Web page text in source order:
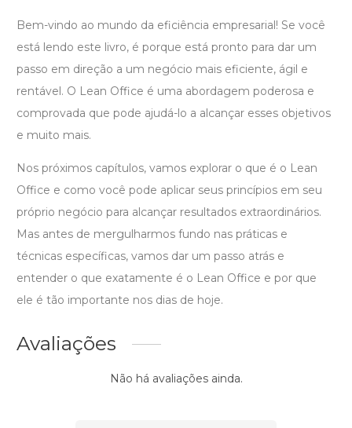
Bem-vindo ao mundo da eficiência empresarial! Se você
está lendo este livro, é porque está pronto para dar um
passo em direção a um negócio mais eficiente, ágil e
rentável. O Lean Office é uma abordagem poderosa e
comprovada que pode ajudá-lo a alcançar esses objetivos
e muito mais.
Nos próximos capítulos, vamos explorar o que é o Lean
Office e como você pode aplicar seus princípios em seu
próprio negócio para alcançar resultados extraordinários.
Mas antes de mergulharmos fundo nas práticas e
técnicas específicas, vamos dar um passo atrás e
entender o que exatamente é o Lean Office e por que
ele é tão importante nos dias de hoje.
Avaliações
Não há avaliações ainda.